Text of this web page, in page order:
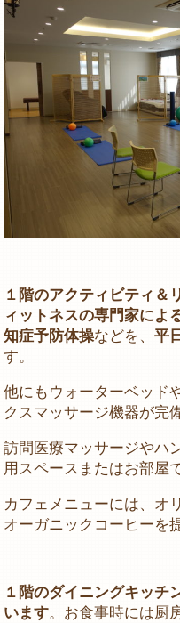
１階のアクティビティ＆
ィットネスの専門家によ
知症予防体操などを、平
す。
他にもウォーターベッド
クスマッサージ機器が完
訪問医療マッサージやハ
用スペースまたはお部屋
カフェメニューには、オ
オーガニックコーヒーを
１階のダイニングキッチ
います。お食事時には厨